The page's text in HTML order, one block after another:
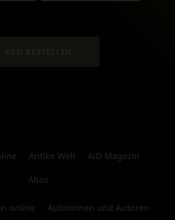
ABO BESTELLEN
Antike Welt AiD Magazin
Abos
online Autorinnen und Autoren